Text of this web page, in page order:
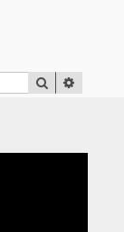
RECHERCHER